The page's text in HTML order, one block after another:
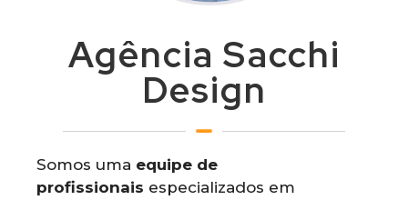
Agência Sacchi
Design
Somos uma equipe de
profissionais especializados em